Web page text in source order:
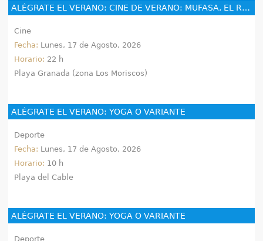
ALÉGRATE EL VERANO: CINE DE VERANO: MUFASA, EL REY LEÓN
Cine
Fecha: Lunes, 17 de Agosto, 2026
Horario: 22 h
Playa Granada (zona Los Moriscos)
ALÉGRATE EL VERANO: YOGA O VARIANTE
Deporte
Fecha: Lunes, 17 de Agosto, 2026
Horario: 10 h
Playa del Cable
ALÉGRATE EL VERANO: YOGA O VARIANTE
Deporte